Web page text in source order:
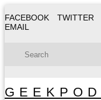
FACEBOOK TWITTER
EMAIL